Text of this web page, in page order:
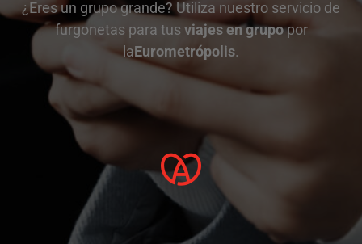
¿Eres un grupo grande? Utiliza nuestro servicio de
furgonetas para tus viajes en grupopor
laEurometrópolis.